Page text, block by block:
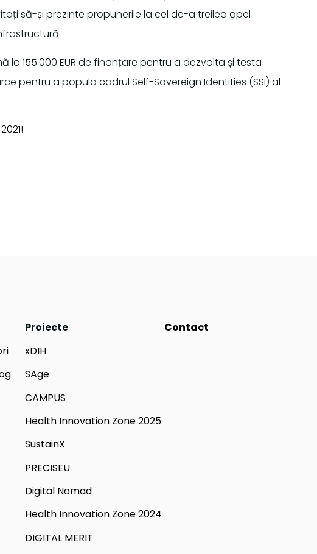
să-și prezinte propunerile la cel de-a treilea apel
la 155.000 EUR de finanțare pentru a dezvolta și testa
pentru a popula cadrul Self-Sovereign Identities (SSI) al
Proiecte
xDIH
SAge
CAMPUS
Health Innovation Zone 2025
SustainX
PRECISEU
Digital Nomad
Health Innovation Zone 2024
DIGITAL MERIT
Contact